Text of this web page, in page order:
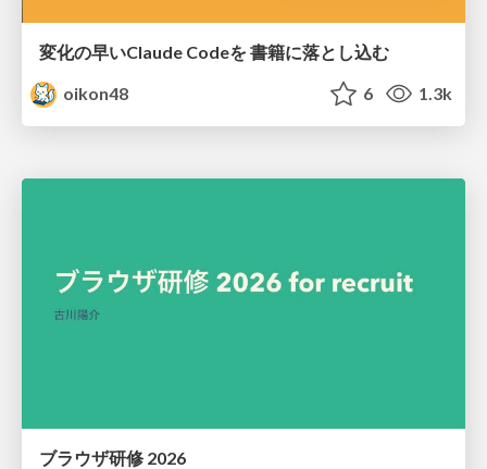
変化の早いClaude Codeを 書籍に落とし込む
oikon48
6 1.3k
ブラウザ研修 2026